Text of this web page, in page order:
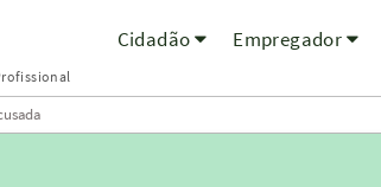
Cidadão Empregador